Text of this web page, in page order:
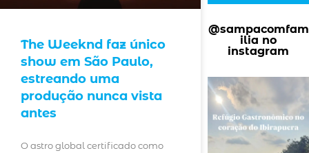
The Weeknd faz único
show em São Paulo,
estreando uma
produção nunca vista
antes
O astro global certificado como
@sampacomfam
ilia no
instagram